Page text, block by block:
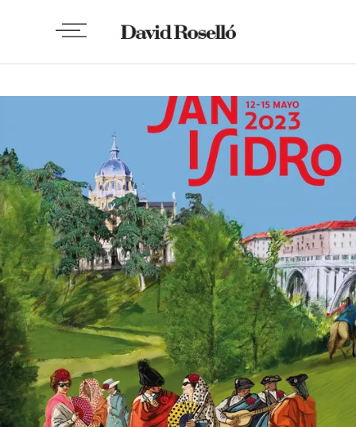
INSPO
Mis favoritos de Mayo